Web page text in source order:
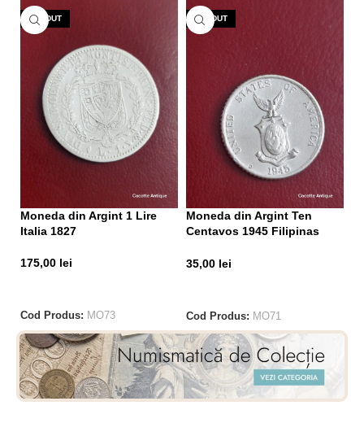
VÂNDUT
Moneda din Argint 1 Lire
Italia 1827
175,00 lei
Cod Produs: MO73
VÂNDUT
Moneda din Argint Ten
Centavos 1945 Filipinas
35,00 lei
Cod Produs: MO71